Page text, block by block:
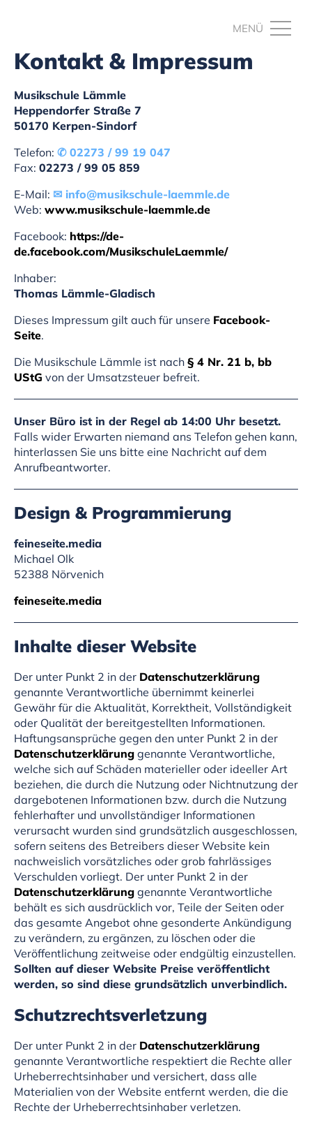
Kontakt & Impressum
Musikschule Lämmle
Heppendorfer Straße 7
50170 Kerpen-Sindorf
Telefon:
02273 / 99 19 047
Fax: 02273 / 99 05 859
E-Mail:
info@musikschule-laemmle.de
Web: www.musikschule-laemmle.de
Facebook: https://de-
de.facebook.com/MusikschuleLaemmle/
Inhaber:
Thomas Lämmle-Gladisch
Dieses Impressum gilt auch für unsere Facebook-
Seite.
Die Musikschule Lämmle ist nach § 4 Nr. 21 b, bb
UStG von der Umsatzsteuer befreit.
Unser Büro ist in der Regel ab 14:00 Uhr besetzt.
Falls wider Erwarten niemand ans Telefon gehen kann,
hinterlassen Sie uns bitte eine Nachricht auf dem
Anrufbeantworter.
Design & Programmierung
feineseite.media
Michael Olk
52388 Nörvenich
feineseite.media
Inhalte dieser Website
Der unter Punkt 2 in der Datenschutzerklärung
genannte Verantwortliche übernimmt keinerlei
Gewähr für die Aktualität, Korrektheit, Vollständigkeit
oder Qualität der bereitgestellten Informationen.
Haftungsansprüche gegen den unter Punkt 2 in der
Datenschutzerklärung genannte Verantwortliche,
welche sich auf Schäden materieller oder ideeller Art
beziehen, die durch die Nutzung oder Nichtnutzung der
dargebotenen Informationen bzw. durch die Nutzung
fehlerhafter und unvollständiger Informationen
verursacht wurden sind grundsätzlich ausgeschlossen,
sofern seitens des Betreibers dieser Website kein
nachweislich vorsätzliches oder grob fahrlässiges
Verschulden vorliegt. Der unter Punkt 2 in der
Datenschutzerklärung genannte Verantwortliche
behält es sich ausdrücklich vor, Teile der Seiten oder
das gesamte Angebot ohne gesonderte Ankündigung
zu verändern, zu ergänzen, zu löschen oder die
Veröffentlichung zeitweise oder endgültig einzustellen.
Sollten auf dieser Website Preise veröffentlicht
werden, so sind diese grundsätzlich unverbindlich.
Schutzrechtsverletzung
Der unter Punkt 2 in der Datenschutzerklärung
genannte Verantwortliche respektiert die Rechte aller
Urheberrechtsinhaber und versichert, dass alle
Materialien von der Website entfernt werden, die die
Rechte der Urheberrechtsinhaber verletzen.